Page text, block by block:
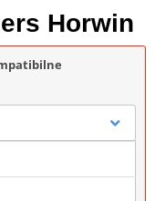
Horwin